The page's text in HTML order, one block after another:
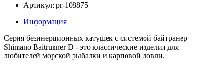
Артикул: pr-108875
Информация
Серия безинерционных катушек с системой байтранер
Shimano Baitrunner D - это классические изделия для
любителей морской рыбалки и карповой ловли.